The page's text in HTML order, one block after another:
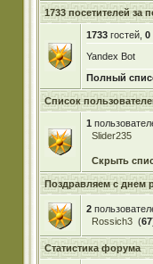
1733 посетителей за
1733гостей, 0
Yandex Bot
Полный
Список
1
Slider235
Скрыть
Поздравляем с днем
2
Rossich3 (67
Статистика форума